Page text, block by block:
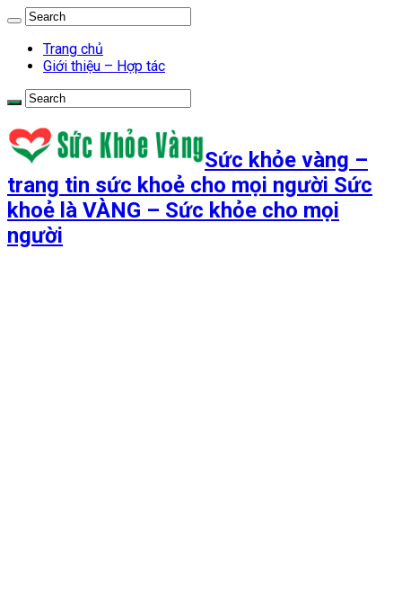
Trang chủ
Giới thiệu – Hợp tác
Sức khỏe vàng –
trang tin sức khoẻ cho mọi người Sức
khoẻ là VÀNG – Sức khỏe cho mọi
người